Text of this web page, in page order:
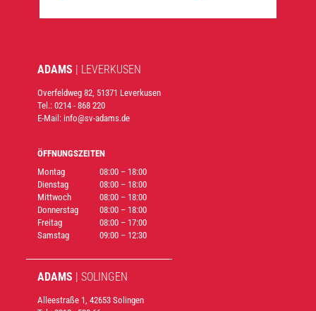
ADAMS | LEVER­KU­SEN
Overfeldweg 82, 51371 Leverkusen
Tel.: 0214 - 868 220
E-Mail: info@sv-adams.de
ÖFFNUNGSZEITEN
Montag
08:00 – 18:00
Dienstag
08:00 – 18:00
Mittwoch
08:00 – 18:00
Donnerstag
08:00 – 18:00
Freitag
08:00 – 17:00
Samstag
09:00 – 12:30
ADAMS | SOLIN­GEN
Alleestraße 1, 42653 Solingen